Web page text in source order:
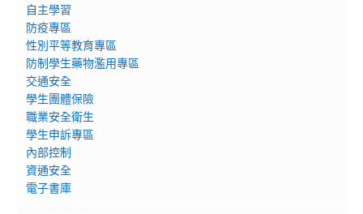
自主學習
防疫專區
性別平等教育專區
防制學生藥物濫用專區
交通安全
學生團體保險
職業安全衛生
學生申訴專區
內部控制
資通安全
電子書庫